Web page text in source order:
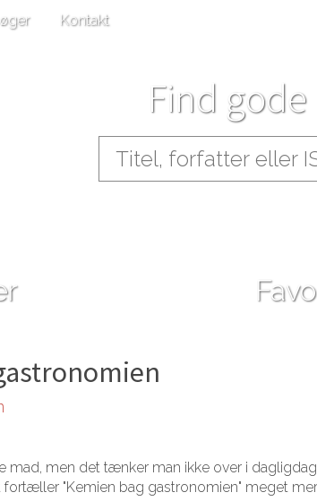
Kontakt
Find
mad, men det tænker man ikke over i
"Kemien bag gastronomien" meget